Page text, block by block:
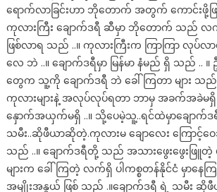
ရောက်လာခြင်းဟာ ဘိုတောက် အတွက် ကောင်းဖို့ဖ
ကုလားကြီး ချောက်ဒရီ ဆီမှာ ဘိုတောက် သည် လ
ဖြစ်လာရ သည် ..။ ကုလားကြီးက ကြာကြာ လုပ်
လေ ဘဲ ..။ ချောက်ဒရီမှာ မြန်မာ နံမည် ရှိ သည် .. ။
တွေက သူ့ကို ချောက်ဒရီ ဘဲ ခေါ်ကြတာ များ
ကုလားများနဲ့ အလုပ်လုပ်ရတာ ဘာမှ အခက်အခဲမ
နှောက်အယှက်မရှိ ..။ သို့ပေမဲ့သူ့..ရင်ထဲမှာချောက်
သမီး..ဆိုဖီယာဆိုတဲ့.ကုလားမ ချောလေး ကြောင့်ဝေ
သည် ..။ ချောက်ဒရီတို့ သည် အသားဖွေးဖွေးဖြူတဲ့
များက ခေါ်ကြတဲ့ လက်ရှိ ပါကစ္စတန်နိုင်ငံ မှာနေ
အမျိုးအနွယ် ဖြစ် သည် .။ချောက်ဒရီ ရဲ့ သမီး